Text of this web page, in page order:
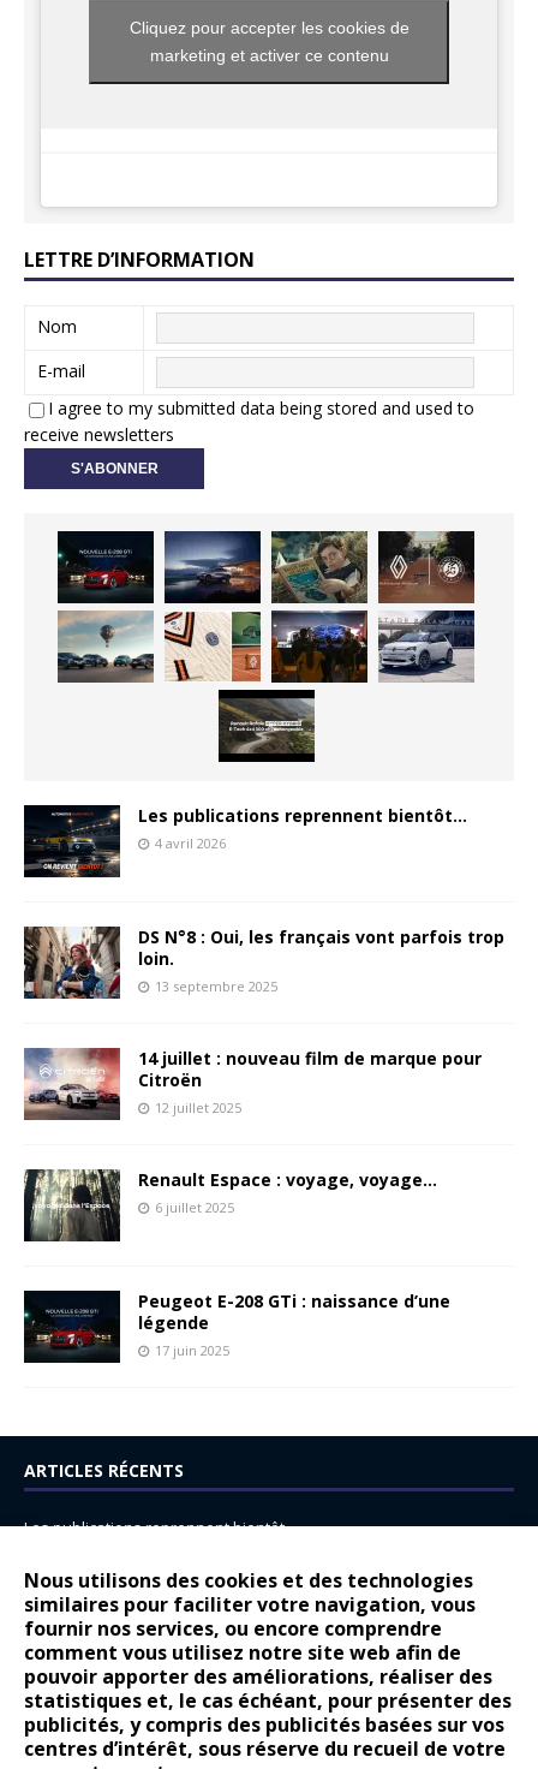
Nous utilisons des cookies et des technologies
similaires pour faciliter votre navigation, vous
fournir nos services, ou encore comprendre
comment vous utilisez notre site web afin de
pouvoir apporter des améliorations, réaliser des
statistiques et, le cas échéant, pour présenter des
publicités, y compris des publicités basées sur vos
centres d’intérêt, sous réserve du recueil de votre
Cliquez pour accepter les cookies de
marketing et activer ce contenu
LETTRE D’INFORMATION
Nom
E-mail
I agree to my submitted data being stored and used to
receive newsletters
Les publications reprennent bientôt…
4 avril 2026
DS N°8 : Oui, les français vont parfois trop
loin.
13 septembre 2025
14 juillet : nouveau film de marque pour
Citroën
12 juillet 2025
Renault Espace : voyage, voyage…
6 juillet 2025
Peugeot E-208 GTi : naissance d’une
légende
17 juin 2025
ARTICLES RÉCENTS
Les publications reprennent bientôt…
14 juillet : nouveau film de marque pour Citroën
Renault Espace : voyage, voyage…
Peugeot E-208 GTi : naissance d’une légende
COMMENTAIRES RÉCENTS